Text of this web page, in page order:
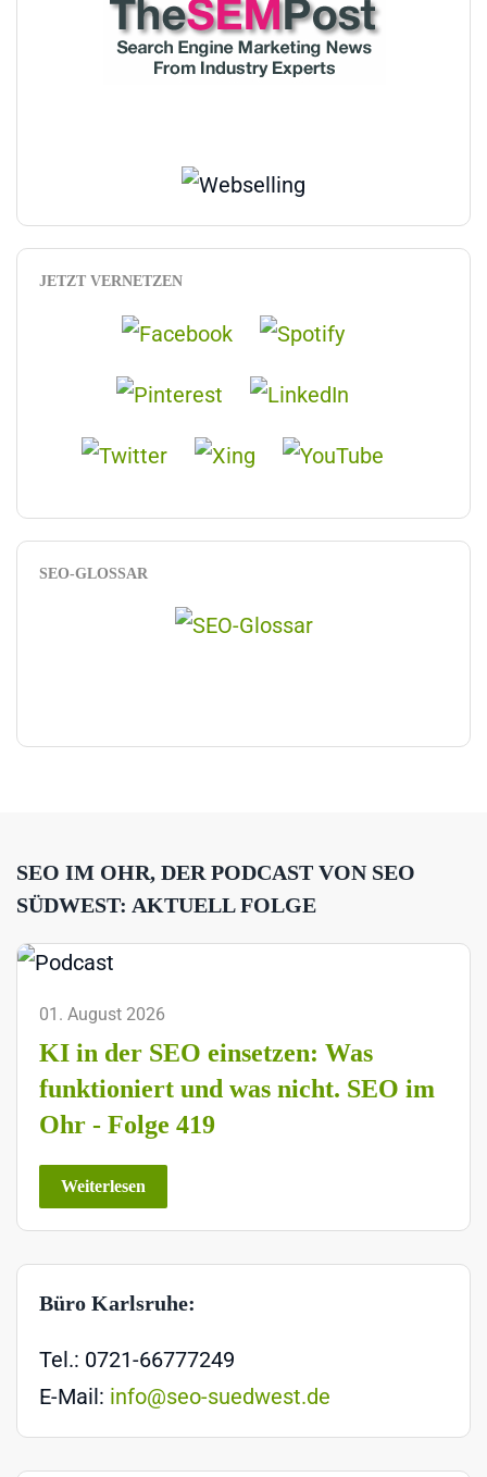
JETZT VERNETZEN
SEO-GLOSSAR
SEO IM OHR, DER PODCAST VON SEO
SÜDWEST: AKTUELL FOLGE
01. August 2026
KI in der SEO einsetzen: Was
funktioniert und was nicht. SEO im
Ohr - Folge 419
Weiterlesen
Büro Karlsruhe:
Tel.: 0721-66777249
E-Mail: info@seo-suedwest.de